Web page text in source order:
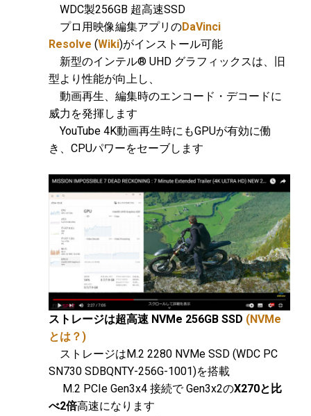
WDC製256GB 超高速SSD
プロ用映像編集アプリのDaVinci
Resolve (Wiki)がインストール可能
新型のインテル® UHD グラフィックスは、旧
型より性能が向上し、
動画再生、編集時のエンコード・デコードに
威力を発揮します
YouTube 4K動画再生時にもGPUが有効に働
き、CPUパワーをセーブします
ストレージは超高速 NVMe 256GB SSD (NVMe
とは？)
ストレージはM.2 2280 NVMe SSD (WDC PC
SN730 SDBQNTY-256G-1001)を搭載
M.2 PCIe Gen3x4 接続で Gen3x2のX270と比
べ2倍高速になります